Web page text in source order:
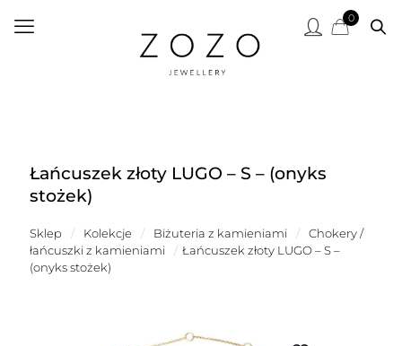
0
Łańcuszek złoty LUGO – S – (onyks
stożek)
Sklep / Kolekcje / Biżuteria z kamieniami /
Chokery /
łańcuszki z kamieniami
/ Łańcuszek złoty LUGO – S –
(onyks stożek)